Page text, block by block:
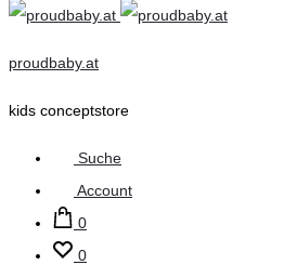
proudbaby.at
kids conceptstore
Suche
Account
0
0